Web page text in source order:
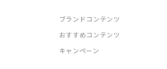
ブランドコンテンツ
おすすめコンテンツ
キャンペーン